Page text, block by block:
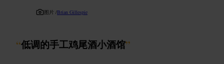
图片 /Brian Gillespie
“低调的手工鸡尾酒小酒馆”